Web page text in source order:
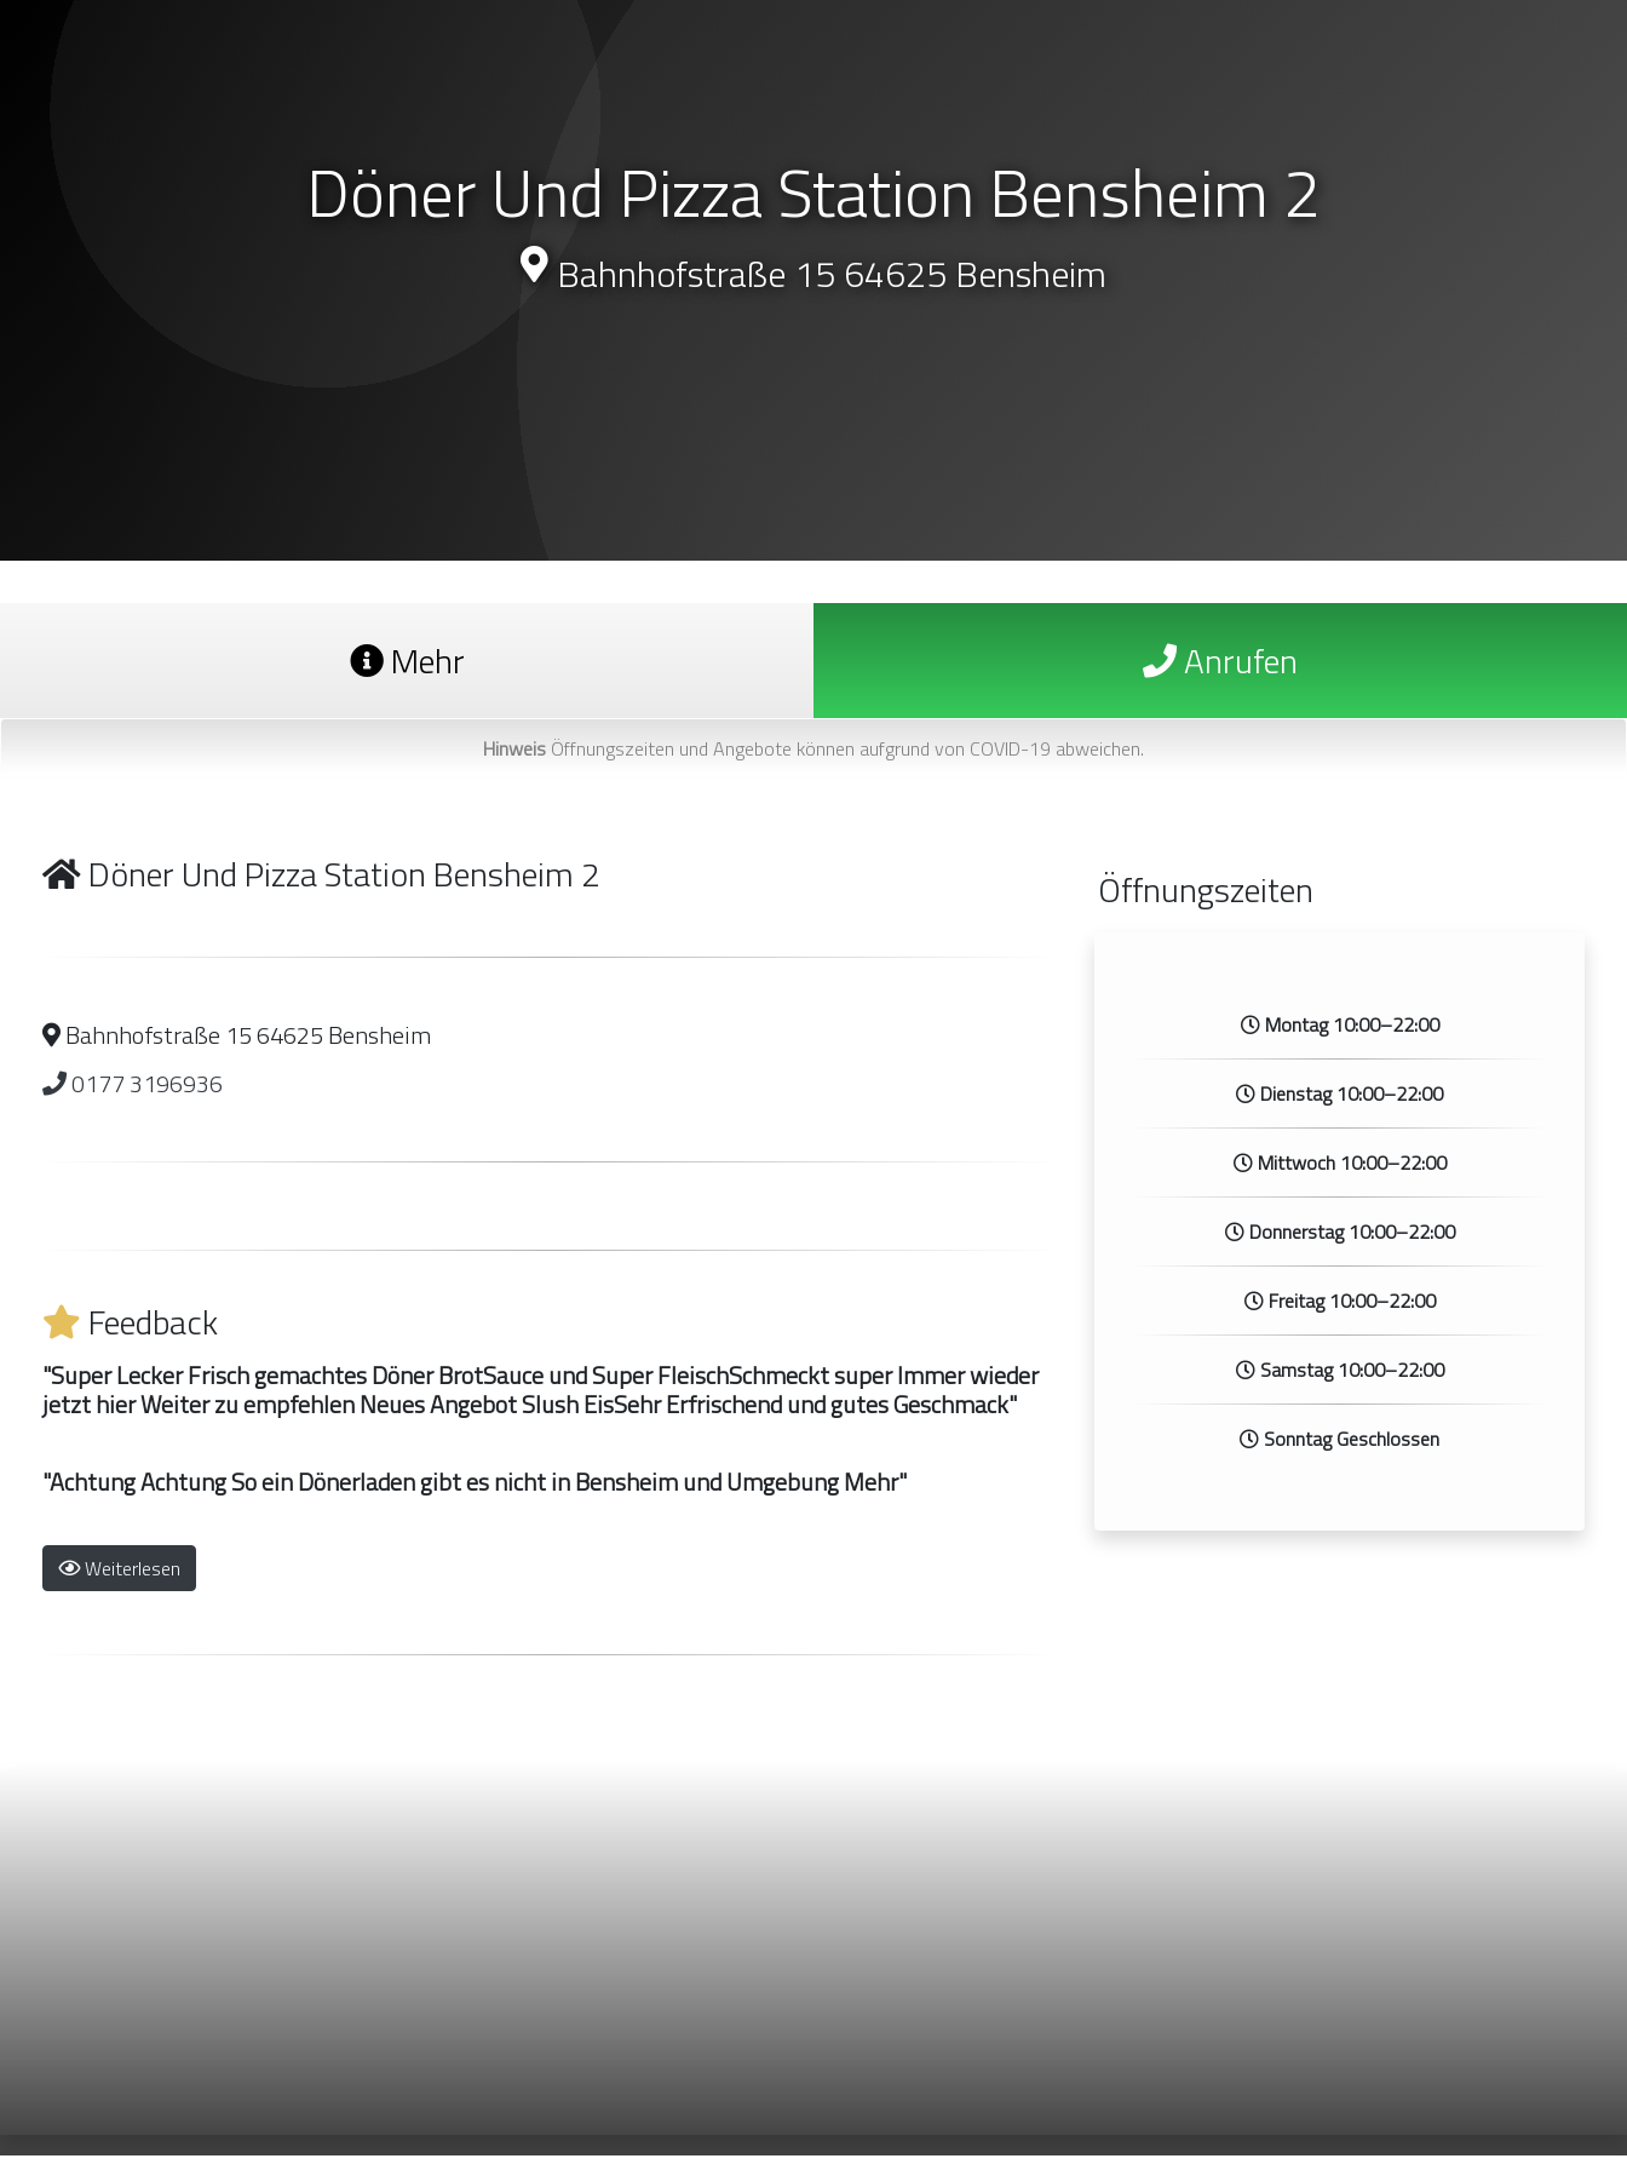
Döner Und Pizza Station Bensheim 2
Bahnhofstraße 15 64625 Bensheim
Mehr Anrufen
Hinweis Öffnungszeiten und Angebote können aufgrund von COVID-19 abweichen.
Döner Und Pizza Station Bensheim 2
Bahnhofstraße 15 64625 Bensheim
0177 3196936
Feedback
"Super Lecker Frisch gemachtes Döner BrotSauce und Super FleischSchmeckt super Immer wieder
jetzt hier Weiter zu empfehlen Neues Angebot Slush EisSehr Erfrischend und gutes Geschmack"
"Achtung Achtung So ein Dönerladen gibt es nicht in Bensheim und Umgebung Mehr"
Weiterlesen
Öffnungszeiten
Montag 10:00–22:00
Dienstag 10:00–22:00
Mittwoch 10:00–22:00
Donnerstag 10:00–22:00
Freitag 10:00–22:00
Samstag 10:00–22:00
Sonntag Geschlossen